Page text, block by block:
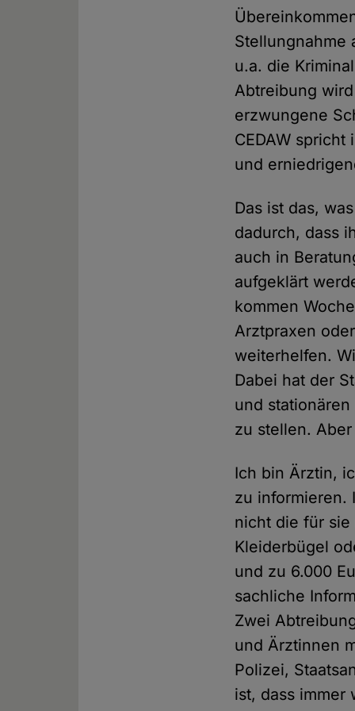
Stellungnahme
u.a. die
Abtreibung
erzwungene
CEDAW
und
Das ist das,
dadurch, dass
auch in
aufgeklärt
kommen
Arztpraxen
weiterhelfen.
Dabei hat der
und
zu stellen.
Ich bin Ärztin,
zu informieren.
nicht die für
Kleiderbügel
und zu 6.000
sachliche
Zwei
und Ärztinnen
Polizei,
ist, dass immer